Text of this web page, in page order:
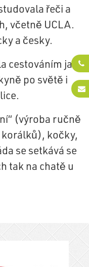
řeči a
včetně UCLA.
a česky.
cestováním jak
po světě i
(výroba ručně
kočky,
se setkává se
tak na chatě u